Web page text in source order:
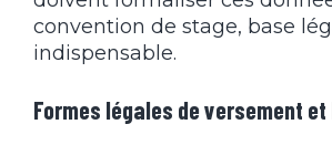
convention de stage, base
indispensable.
Formes légales de versement